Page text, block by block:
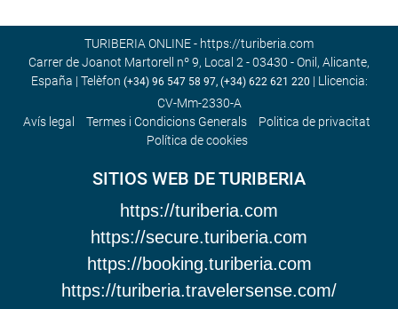
TURIBERIA ONLINE - https://turiberia.com
Carrer de Joanot Martorell nº 9, Local 2 - 03430 - Onil, Alicante,
España | Telèfon (+34) 96 547 58 97, (+34) 622 621 220 | Llicencia:
CV-Mm-2330-A
Avís legal
Termes i Condicions Generals
Poli­tica de privacitat
Política de cookies
SITIOS WEB DE TURIBERIA
https://turiberia.com
https://secure.turiberia.com
https://booking.turiberia.com
https://turiberia.travelersense.com/